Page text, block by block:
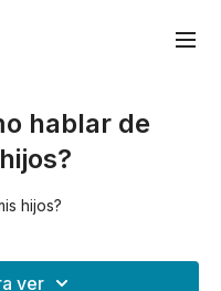
hablar de
hijos?
ver